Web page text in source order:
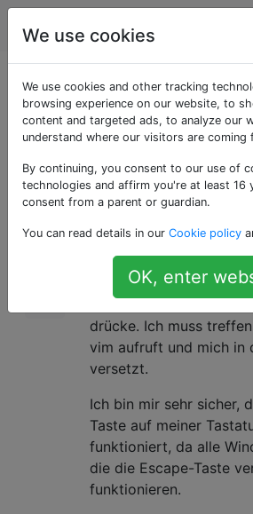
Computerbenutzer
Vim steckt im
52
Ich benutze Vim seit
auf Kitte). Plötzlich
Schlüssel nicht mehr.
Einfügen noch einen
existieren, indem ich
drücke. Ich muss
vim aufruft und mich in
versetzt.
Ich bin mir sehr sicher,
Taste auf meiner
funktioniert, da alle
die die Escape-Taste
funktionieren.
We use cookies
We use cookies and other tracking
browsing experience on our website, to
content and targeted ads, to analyze our
understand where our visitors are coming
By continuing, you consent to our use of
technologies and affirm you're at least 16
consent from a parent or guardian.
You can read details in our Cookie policy
OK, enter